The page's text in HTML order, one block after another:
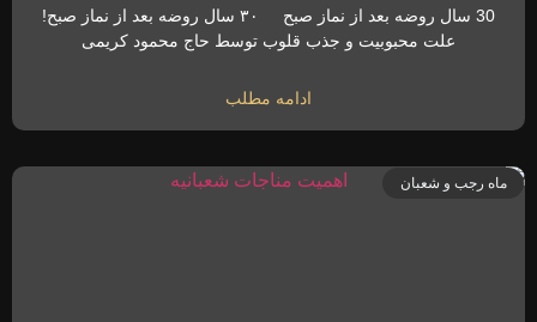
30 سال روضه بعد از نماز صبح ۳۰ سال روضه بعد از نماز صبح!
علت محبوبیت و جذب قلوب توسط حاج محمود کریمی
ادامه مطلب
ماه رجب و شعبان